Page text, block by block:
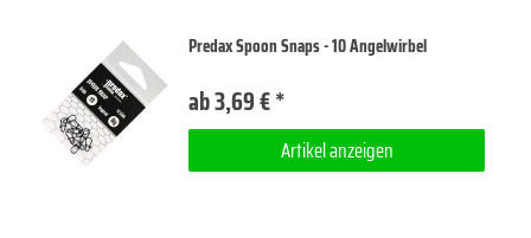
Predax Spoon Snaps - 10 Angelwirbel
ab 3,69 € *
Artikel anzeigen